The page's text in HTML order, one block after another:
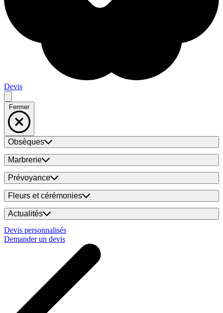
Devis
Fermer
Obsèques
Marbrerie
Prévoyance
Fleurs et cérémonies
Actualités
Devis personnalisés
Demander un devis